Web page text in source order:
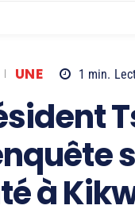
UNE 1 min.
à